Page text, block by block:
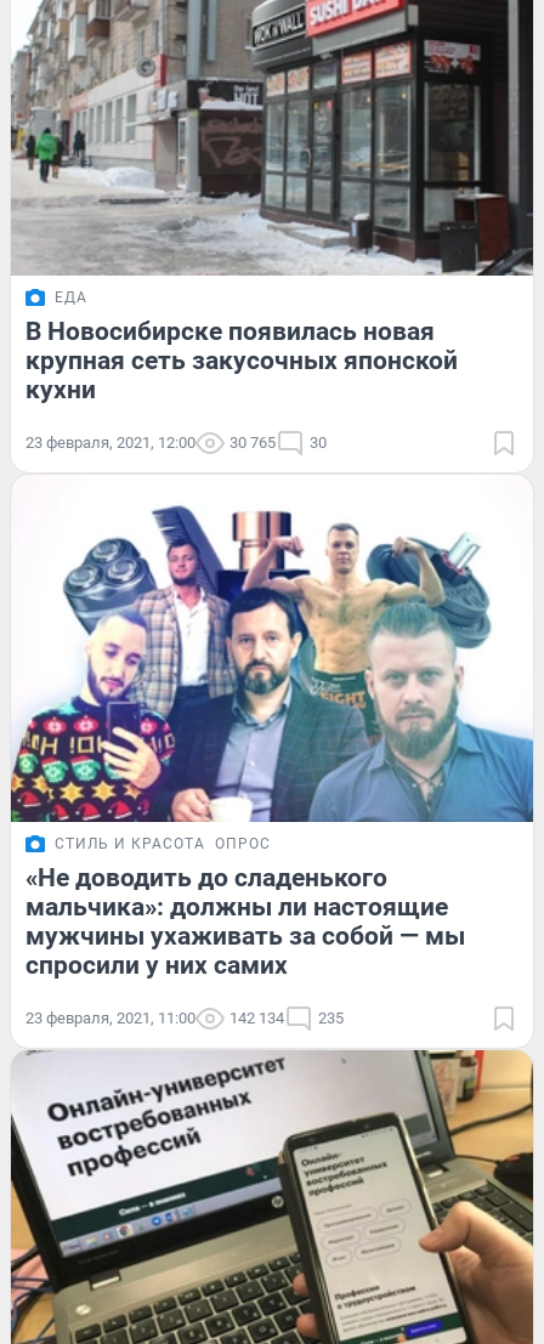
ЕДА
В Новосибирске появилась новая
крупная сеть закусочных японской
кухни
23 февраля, 2021, 12:00 30 765 30
СТИЛЬ И КРАСОТА ОПРОС
«Не доводить до сладенького
мальчика»: должны ли настоящие
мужчины ухаживать за собой — мы
спросили у них самих
23 февраля, 2021, 11:00 142 134 235